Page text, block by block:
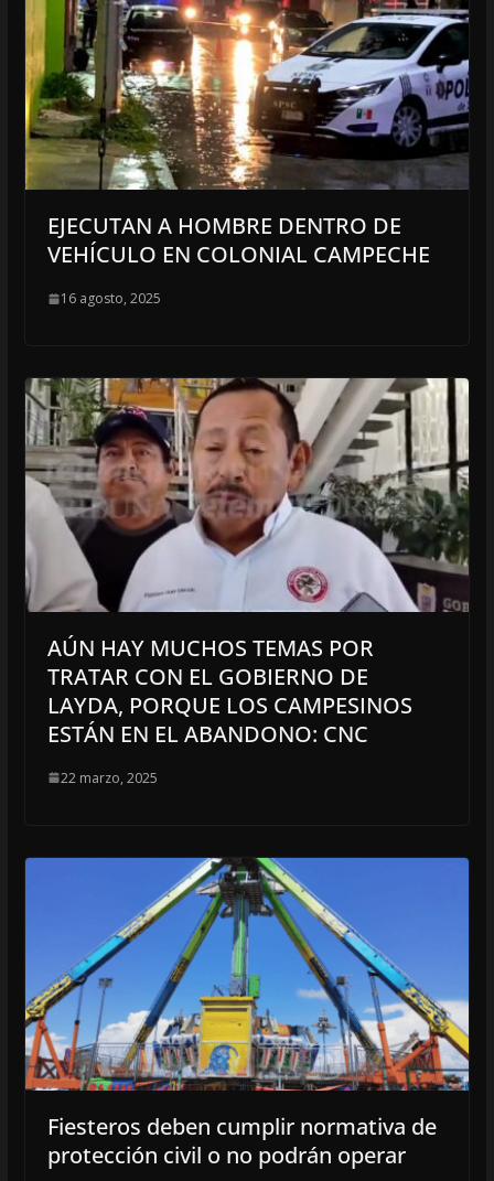
EJECUTAN A HOMBRE DENTRO DE
VEHÍCULO EN COLONIAL CAMPECHE
16 agosto, 2025
AÚN HAY MUCHOS TEMAS POR
TRATAR CON EL GOBIERNO DE
LAYDA, PORQUE LOS CAMPESINOS
ESTÁN EN EL ABANDONO: CNC
22 marzo, 2025
Fiesteros deben cumplir normativa de
protección civil o no podrán operar